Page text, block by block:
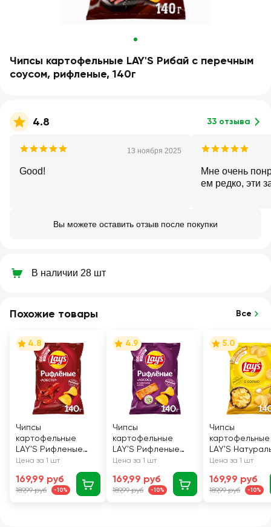
Чипсы картофельные LAY'S Рибай с перечным
соусом, рифленые, 140г
4.8 33 отзыва
13 ноября 2025
Good!
Мне очень
ем редко, эти
Вы можете оставить отзыв после покупки
В наличии 28 шт
Похожие товары Все
4.8
Чипсы
картофельные
LAY'S Рифленые
Лобстер, 140г
Цена за 1 шт
169,99 руб
189,99 руб -10%
4.9
Чипсы
картофельные
LAY'S Рифленые
Сливочный лосось,
Цена за 1 шт
169,99 руб
189,99 руб -10%
5.0
Чипсы
картофельные
LAY'S
140г
Цена за 1 шт
169,99 руб
189,99 руб -10%